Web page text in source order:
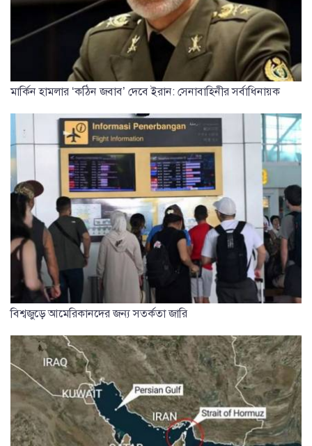
মার্কিন হামলার ‘কঠিন জবাব’ দেবে ইরান: সেনাবাহিনীর সর্বাধিনায়ক
বিশ্বজুড়ে আমেরিকানদের জন্য সতর্কতা জারি